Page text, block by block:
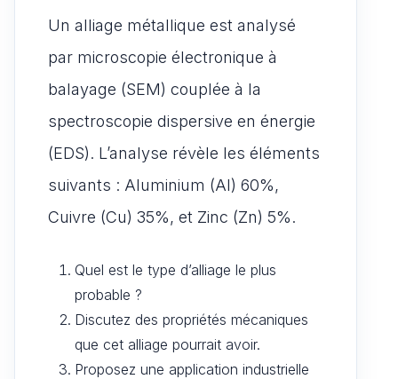
Un alliage métallique est analysé
par microscopie électronique à
balayage (SEM) couplée à la
spectroscopie dispersive en énergie
(EDS). L’analyse révèle les éléments
suivants : Aluminium (Al) 60%,
Cuivre (Cu) 35%, et Zinc (Zn) 5%.
Quel est le type d’alliage le plus
probable ?
Discutez des propriétés mécaniques
que cet alliage pourrait avoir.
Proposez une application industrielle